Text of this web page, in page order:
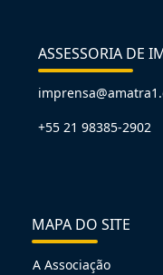
ASSESSORIA DE
+55 21 98385-2902
MAPA DO SITE
A Associação